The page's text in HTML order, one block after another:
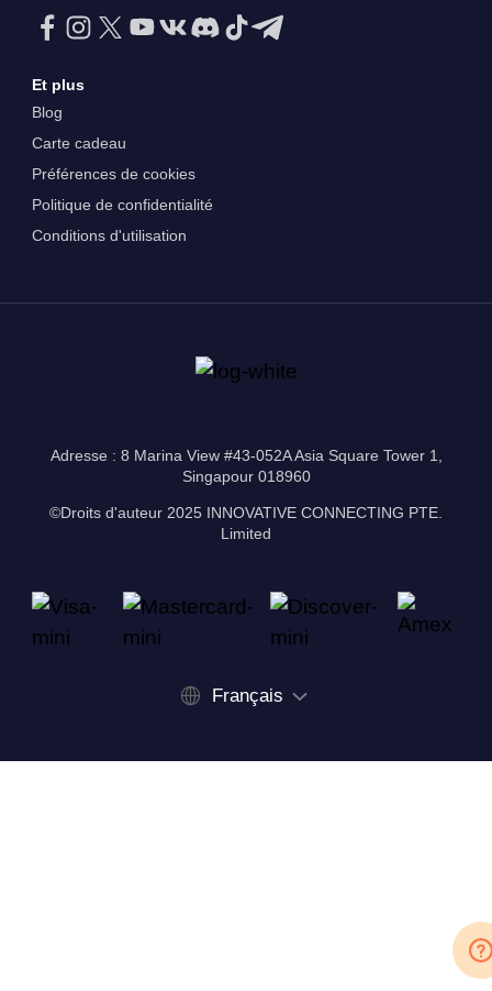
Et plus
Blog
Carte cadeau
Préférences de cookies
Politique de confidentialité
Conditions d'utilisation
Adresse : 8 Marina View #43-052A Asia Square Tower 1,
Singapour 018960
©Droits d'auteur 2025 INNOVATIVE CONNECTING PTE.
Limited
Français